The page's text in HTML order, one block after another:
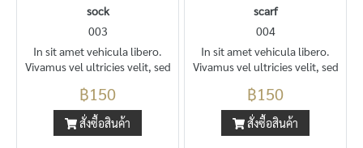
sock
003
In sit amet vehicula libero.
Vivamus vel ultricies velit, sed
฿150
สั่งซื้อสินค้า
scarf
004
In sit amet vehicula libero.
Vivamus vel ultricies velit, sed
฿150
สั่งซื้อสินค้า